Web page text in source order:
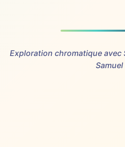
Exploration chromatique avec
Samuel